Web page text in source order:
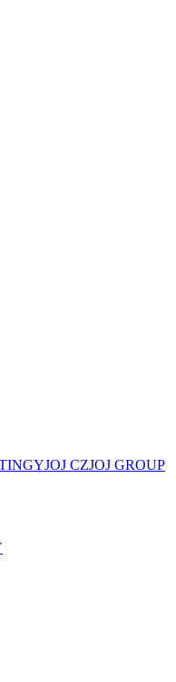
JOJ CZJOJ GROUP